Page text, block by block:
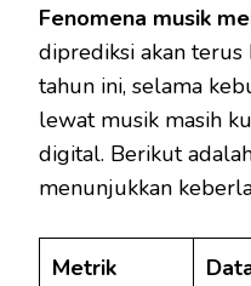
Fenomena musik
diprediksi akan
tahun ini, selama
lewat musik masih
digital. Berikut
menunjukkan
Metrik